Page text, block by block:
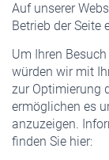
Auf unserer
Betrieb der Seite
Um Ihren
würden wir mit
zur Optimierung
ermöglichen es
anzuzeigen.
finden Sie hier:
Pflichtversicherung
Staatliche
Veranstaltungen
Rentner
Rentenbeginn